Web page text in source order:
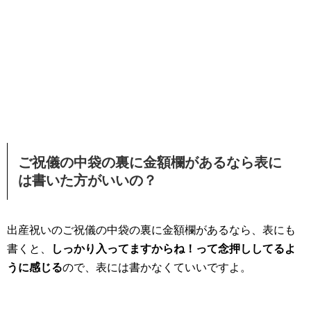
ご祝儀の中袋の裏に金額欄があるなら表に
は書いた方がいいの？
出産祝いのご祝儀の中袋の裏に金額欄があるなら、表にも
書くと、
しっかり入ってますからね！って念押ししてるよ
うに感じるので、表には書かなくていいですよ。